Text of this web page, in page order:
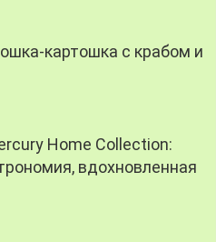
картошка с крабом и
Home Collection:
вдохновленная